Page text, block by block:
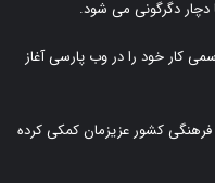
دگرگونی می شود.
کار خود را در وب پارسی آغاز
فرهنگی کشور عزیزمان کمکی کرده